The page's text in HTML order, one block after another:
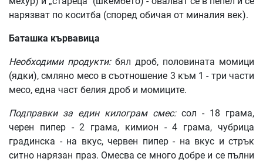
нарязват по коситба (според обичая от миналия век).
Баташка кървавица
Необходими продукти:бял дроб, половината момици
(ядки), смляно месо в съотношение 3 към 1 - три части
месо, една част белия дроб и момиците.
Подправки за един килограм смес:сол - 18 грама,
черен пипер - 2 грама, кимион - 4 грама, чубрица
градинска - на вкус, червен пипер - на вкус и стрък
ситно нарязан праз. Омесва се много добре и се пълни